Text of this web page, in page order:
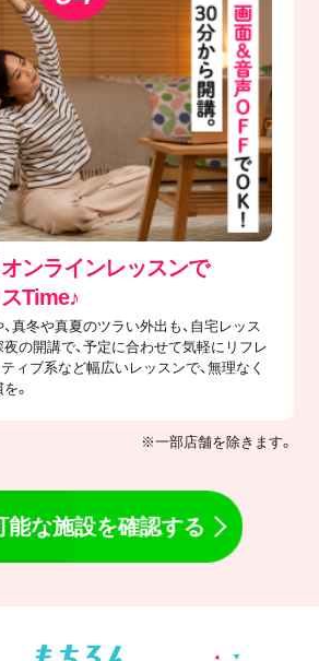
オンラインレッスンで
Time♪
真冬や真夏のツラい外出も、自宅レッス
夜の開講で、予定に合わせて気軽にリフレ
ィブ系など幅広いレッスンで、無理なく
。
※一部店舗を除きます。
能な施設を確認する